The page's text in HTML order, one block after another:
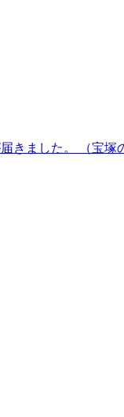
きました。 （宝